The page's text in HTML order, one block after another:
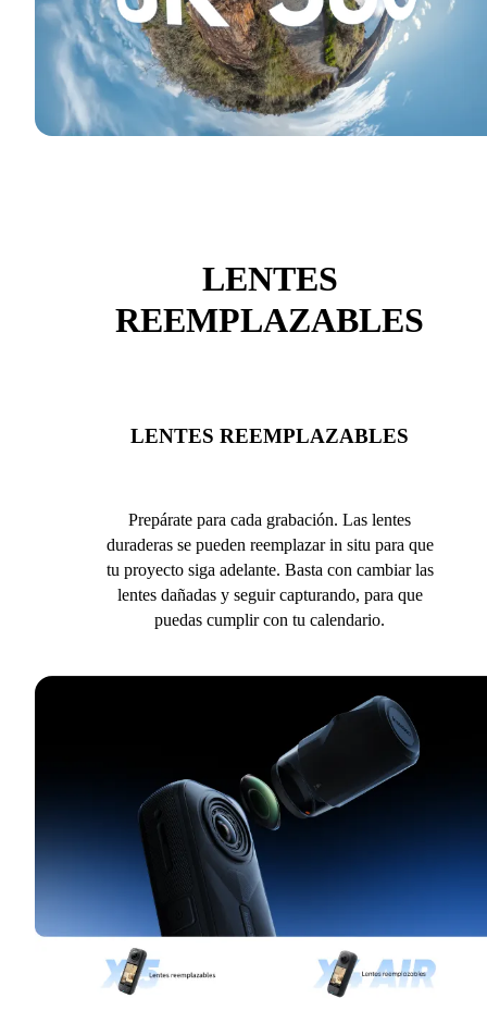
LENTES
REEMPLAZABLES
LENTES REEMPLAZABLES
Prepárate para cada grabación. Las lentes
duraderas se pueden reemplazar in situ para que
tu proyecto siga adelante. Basta con cambiar las
lentes dañadas y seguir capturando, para que
puedas cumplir con tu calendario.